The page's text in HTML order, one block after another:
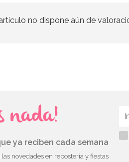
no dispone aún de
nada!
ya reciben cada semana
las novedades en repostería y fiestas